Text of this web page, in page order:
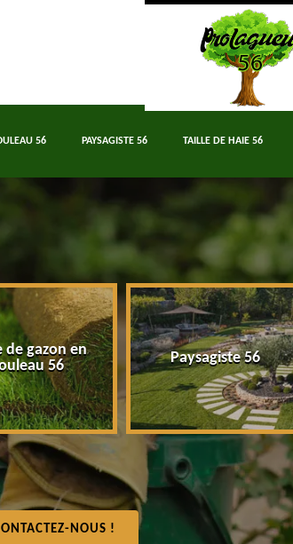
56 PAYSAGISTE 56 TAILLE DE HAIE 56
de gazon en
56
Paysagiste 56
NOUS !